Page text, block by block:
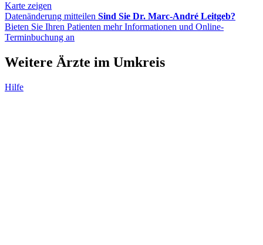
Karte zeigen
Datenänderung mitteilen Sind Sie Dr. Marc-André Leitgeb?
Bieten Sie Ihren Patienten mehr Informationen und Online-
Terminbuchung an
Weitere Ärzte im Umkreis
Hilfe